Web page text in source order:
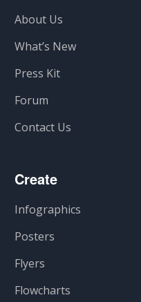
About Us
What’s New
Press Kit
Forum
Contact Us
Create
Infographics
Posters
Flyers
Flowcharts